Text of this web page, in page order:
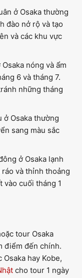
ở Osaka thường
đào nở rộ và tạo
và các khu vực
nóng và ẩm
6 và tháng 7.
những tháng
ở Osaka thường
sang màu sắc
ở Osaka lạnh
và thỉnh thoảng
cuối tháng 1
tour Osaka
điểm đến chính.
hay Kobe,
cho tour 1 ngày